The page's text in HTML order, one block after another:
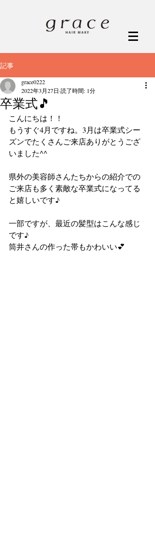
記事
卒業式🎵
grace0222
2022年3月27日 読了時間: 1分
こんにちは！！
もうすぐ4月ですね。3月は卒業式シー
ズンでたくさんご来店ありがとうござ
いました^^
県外の美容師さんたちからの紹介での
ご来店も多く素敵な卒業式になってる
と嬉しいです♪
一部ですが、最近の髪型はこんな感じ
です♪
筒井さんの作った帯もかわいい💕